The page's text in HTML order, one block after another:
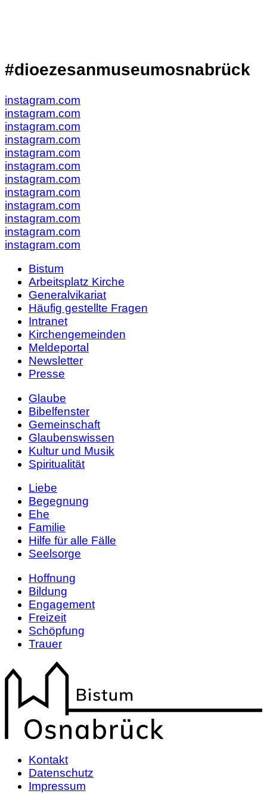
#dioezesanmuseumosnabrück
instagram.com
instagram.com
instagram.com
instagram.com
instagram.com
instagram.com
instagram.com
instagram.com
instagram.com
instagram.com
instagram.com
instagram.com
Bistum
Arbeitsplatz Kirche
Generalvikariat
Häufig gestellte Fragen
Intranet
Kirchengemeinden
Meldeportal
Newsletter
Presse
Glaube
Bibelfenster
Gemeinschaft
Glaubenswissen
Kultur und Musik
Spiritualität
Liebe
Begegnung
Ehe
Familie
Hilfe für alle Fälle
Seelsorge
Hoffnung
Bildung
Engagement
Freizeit
Schöpfung
Trauer
Kontakt
Datenschutz
Impressum